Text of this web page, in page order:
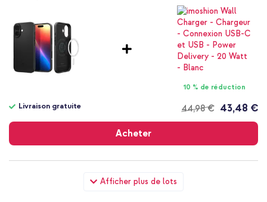
Afficher plus de lots
10 % de réduction
44,98 €
Livraison gratuite 43,48 €
Acheter
gratuite
Spigen Coque Thin Fit avec MagSafe Apple iPhone 17 - Black +
Wireless Charger USB-C - Chargeur MagSafe sans fil - 1 mètre -